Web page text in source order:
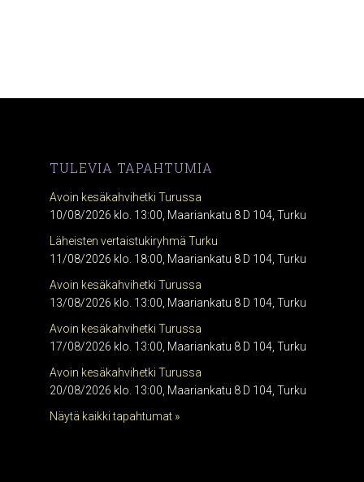
TULEVIA TAPAHTUMIA
Avoin kesäkahvihetki Turussa
10/08/2026 klo. 13:00, Maariankatu 8 D 104, Turku
Läheisten vertaistukiryhmä Turku
11/08/2026 klo. 18:00, Maariankatu 8 D 104, Turku
Avoin kesäkahvihetki Turussa
13/08/2026 klo. 13:00, Maariankatu 8 D 104, Turku
Avoin kesäkahvihetki Turussa
17/08/2026 klo. 13:00, Maariankatu 8 D 104, Turku
Avoin kesäkahvihetki Turussa
20/08/2026 klo. 13:00, Maariankatu 8 D 104, Turku
Näytä kaikki tapahtumat »